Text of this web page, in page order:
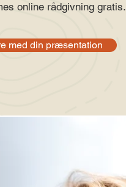
online rådgivning gratis.
med din præsentation